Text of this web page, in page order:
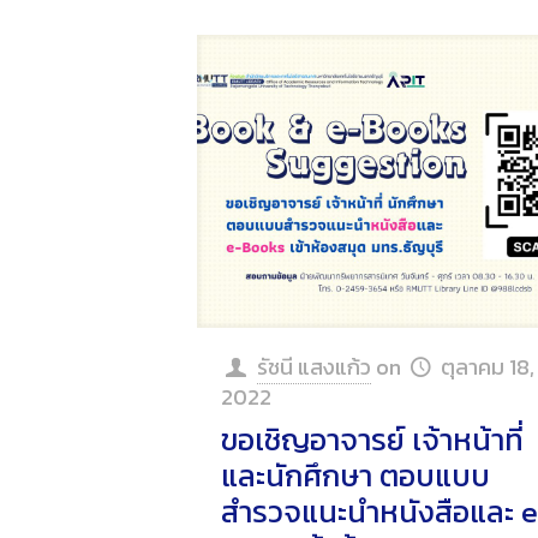
รัชนี แสงแก้ว on
ตุลาคม 18,
2022
ขอเชิญอาจารย์ เจ้าหน้าที่
และนักศึกษา ตอบแบบ
สำรวจแนะนำหนังสือและ